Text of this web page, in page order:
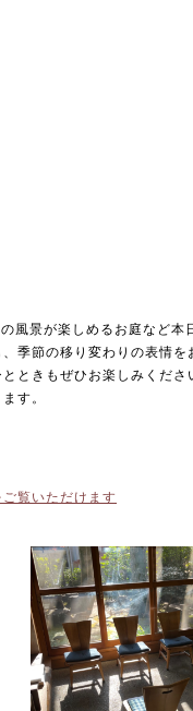
風景が楽しめるお庭など本
季節の移り変わりの表情
ときもぜひお楽しみくださ
す。
覧いただけます